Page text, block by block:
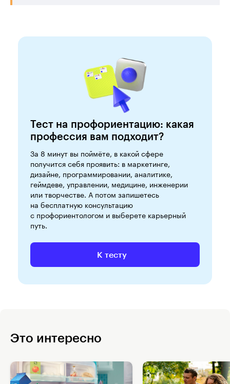
Тест на профориентацию: какая
профессия вам подходит?
За 8 минут вы поймёте, в какой сфере
получится себя проявить: в маркетинге,
дизайне, программировании, аналитике,
геймдеве, управлении, медицине, инженерии
или творчестве. А потом запишетесь
на бесплатную консультацию
с профориентологом и выберете карьерный
путь.
К тесту
Это интересно